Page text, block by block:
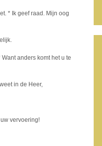
* Ik geef raad. Mijn oog
anders komt het u te
in de Heer,
vervoering!